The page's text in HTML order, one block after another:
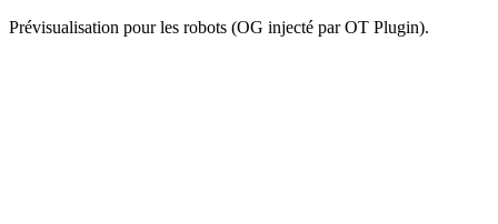
Prévisualisation pour les robots (OG injecté par OT Plugin).